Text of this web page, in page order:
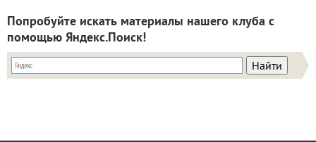
Попробуйте искать материалы нашего клуба с
помощью Яндекс.Поиск!